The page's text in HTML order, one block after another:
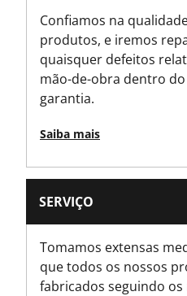
Confiamos na
produtos, e iremos
quaisquer defeitos
mão-de-obra dentro
garantia.
Saiba mais
SERVIÇO
Tomamos extensas
que todos os nossos
fabricados seguindo os